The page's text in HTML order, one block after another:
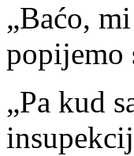
„Baćo,
popijemo
„Pa kud